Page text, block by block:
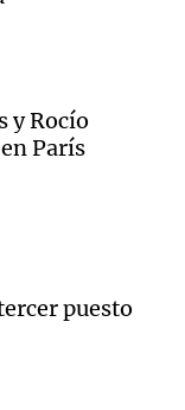
y Rocío
París
puesto